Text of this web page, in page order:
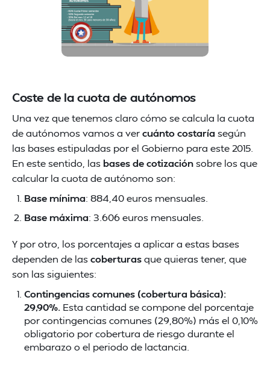
Coste de la cuota de autónomos
Una vez que tenemos claro cómo se calcula la cuota
de autónomos vamos a vercuánto costaría según
las bases estipuladas por el Gobierno para este 2015.
En este sentido, las bases de cotizaciónsobre los que
calcular la cuota de autónomo son:
Base mínima: 884,40 euros mensuales.
Base máxima: 3.606 euros mensuales.
Y por otro, los porcentajes a aplicar a estas bases
dependen de lascoberturasque quieras tener, que
son las siguientes:
Contingencias comunes (cobertura básica):
29,90%. Esta cantidad se compone del porcentaje
por contingencias comunes (29,80%) más el 0,10%
obligatorio por cobertura de riesgo durante el
embarazo o el periodo de lactancia.